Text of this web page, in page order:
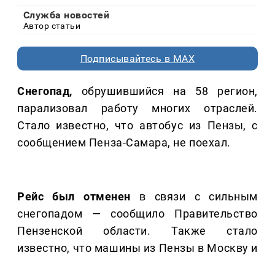
Служба новостей
Автор статьи
Подписывайтесь в MAX
Снегопад, обрушившийся на 58 регион,
парализовал работу многих отраслей.
Стало известно, что автобус из Пензы, с
сообщением Пенза-Самара, не поехал.
Рейс был отменен в связи с сильным
снегопадом — сообщило Правительство
Пензенской области. Также стало
известно, что машины из Пензы в Москву и